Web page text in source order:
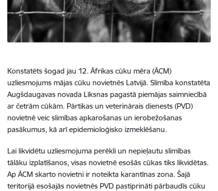
Konstatēts šogad jau 12. Āfrikas cūku mēra (ĀCM)
uzliesmojums mājas cūku novietnēs Latvijā. Slimība konstatēta
Augšdaugavas novada Līksnas pagastā piemājas saimniecībā
ar četrām cūkām. Pārtikas un veterinārais dienests (PVD)
novietnē veic slimības apkarošanas un ierobežošanas
pasākumus, kā arī epidemioloģisko izmeklēšanu.
Lai likvidētu uzliesmojuma perēkli un nepieļautu slimības
tālāku izplatīšanos, visas novietnē esošās cūkas tiks likvidētas.
Ap ĀCM skarto novietni ir noteikta karantīnas zona. Šajā
teritorijā esošajās novietnēs PVD pastiprināti pārbaudīs cūku